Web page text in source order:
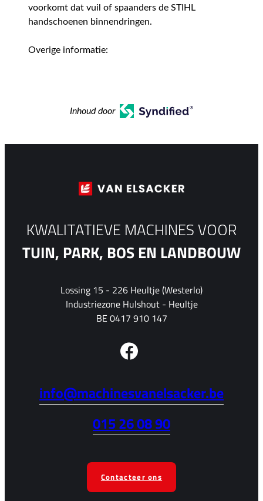
voorkomt dat vuil of spaanders de STIHL
handschoenen binnendringen.
Overige informatie:
Inhoud door
KWALITATIEVE MACHINES VOOR
TUIN, PARK, BOS EN LANDBOUW
Lossing 15 - 226 Heultje (Westerlo)
Industriezone Hulshout - Heultje
BE 0417 910 147
info@machinesvanelsacker.be
015 26 08 90
Contacteer ons